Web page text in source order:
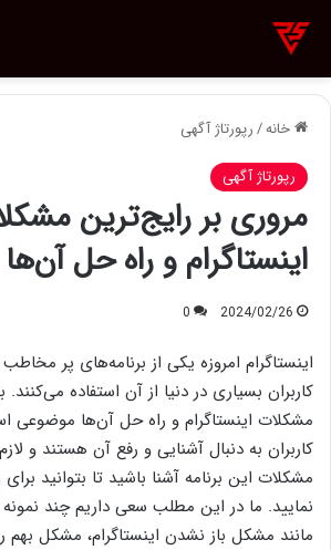
خانه/رپورتاژ آگهی
رپورتاژ آگهی
مروری بر رایج‌ترین
اینستاگرام و راه حل آن‌ها
2024/02/26
0
اینستاگرام امروزه یکی از برنامه‌های پر
کاربران بسیاری در دنیا از آن استفاده
مشکلات اینستاگرام و راه حل آن‌ها موضوعی
کاربران به دنبال آشنایی و رفع آن هستند و
مشکلات این برنامه آشنا باشید تا بتوانید
نمایید. ما در این مطلب سعی داریم چند نمونه
مانند مشکل باز نشدن اینستاگرام، مشکل